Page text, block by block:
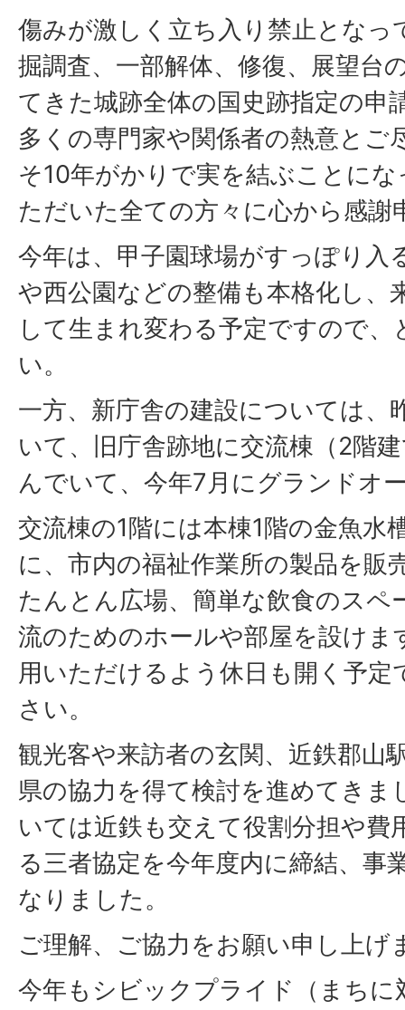
傷みが激しく立ち入り禁止となっ
掘調査、一部解体、修復、展望台
てきた城跡全体の国史跡指定の申
多くの専門家や関係者の熱意とご
そ10年がかりで実を結ぶことに
ただいた全ての方々に心から感謝
今年は、甲子園球場がすっぽり入
や西公園などの整備も本格化し、
して生まれ変わる予定ですので
い。
一方、新庁舎の建設については、
いて、旧庁舎跡地に交流棟（2階
んでいて、今年7月にグランドオ
交流棟の1階には本棟1階の金魚水
に、市内の福祉作業所の製品を販
たんとん広場、簡単な飲食のスペ
流のためのホールや部屋を設けま
用いただけるよう休日も開く予定
さい。
観光客や来訪者の玄関、近鉄郡山
県の協力を得て検討を進めてきま
いては近鉄も交えて役割分担や費
る三者協定を今年度内に締結、事
なりました。
ご理解、ご協力をお願い申し上げ
今年もシビックプライド（まちに